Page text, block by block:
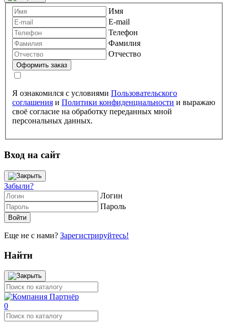
Имя
E-mail
Телефон
Фамилия
Отчество
Я ознакомился с условиями Пользовательского
соглашения и Политики конфиденциальности и выражаю
своё согласие на обработку переданных мной
персональных данных.
Вход на сайт
Забыли?
Логин
Пароль
Еще не с нами? Зарегистрируйтесь!
Найти
0